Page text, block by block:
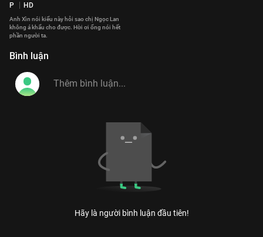
P HD
Anh Xìn nói kiểu này hỏi sao chị Ngọc Lan
không á khẩu cho được. Hời ơi ổng nói hết
phần người ta.
Bình luận
Hãy là người bình luận đầu tiên!